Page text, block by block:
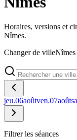
Horaires, versions et
Nîmes.
Changer de villeNîmes
jeu.06aoûtven.07août
Filtrer les séances